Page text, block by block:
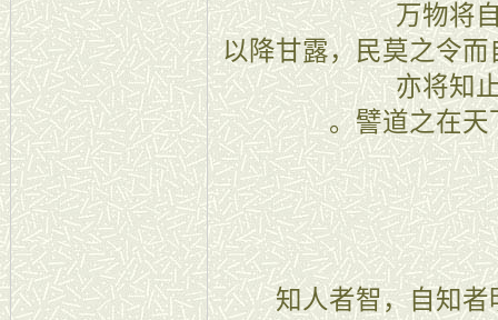
万物将
以降甘露，民莫之令
亦将知
。譬道之在天
三十三
知人者智，自知者明